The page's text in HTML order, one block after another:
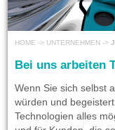
HOME -> UNTERNEHMEN ->
Bei uns arbeiten
Wenn Sie sich selbst
würden und
Technologien alles